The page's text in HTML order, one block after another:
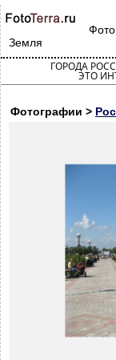
Земля
ГОРОДА
ЭТО
Фотографии >